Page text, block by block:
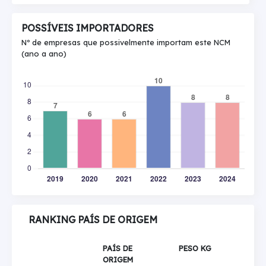
POSSÍVEIS IMPORTADORES
Nº de empresas que possivelmente importam este NCM
(ano a ano)
RANKING PAÍS DE ORIGEM
PAÍS DE
ORIGEM
PESO KG